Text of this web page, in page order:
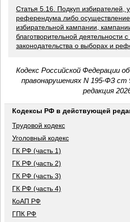
Статья 5.16. Подкуп избирателей,
референдума либо
избирательной кампании,
благотворительной деятельности
законодательства о выборах и
Кодекс Российской Федерации
правонарушениях N 195-ФЗ
редакция
Кодексы РФ в действующей
Трудовой кодекс
Уголовный кодекс
ГК РФ (часть 1)
ГК РФ (часть 2)
ГК РФ (часть 3)
ГК РФ (часть 4)
КоАП РФ
ГПК РФ